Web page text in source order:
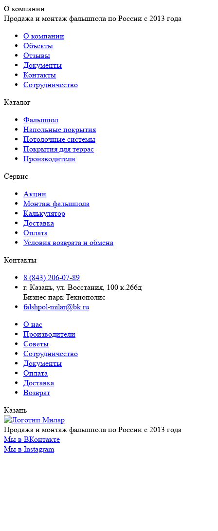
О компании
Продажа и монтаж фальшпола по России с 2013 года
О компании
Объекты
Отзывы
Документы
Контакты
Сотрудничество
Каталог
Фальшпол
Напольные покрытия
Потолочные системы
Покрытия для террас
Производители
Сервис
Акции
Монтаж фальшпола
Калькулятор
Доставка
Оплата
Условия возврата и обмена
Контакты
8 (843) 206-07-89
г. Казань, ул. Восстания, 100 к.266д
Бизнес парк Технополис
falshpol-milar@bk.ru
О нас
Производители
Советы
Сотрудничество
Документы
Оплата
Доставка
Возврат
Казань
Продажа и монтаж фальшпола по России с 2013 года
Мы в ВКонтакте
Мы в Instagram